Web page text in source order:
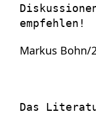
empfehlen!
Markus Bohn/
Das